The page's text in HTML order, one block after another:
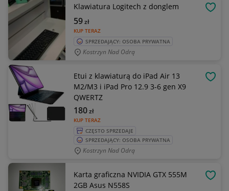
Klawiatura Logitech z donglem
KUP TERAZ
59zł
SPRZEDAJĄCY: OSOBA PRYWATNA
Kostrzyn Nad Odrą
Etui z klawiaturą do iPad Air 13
M2/M3 i iPad Pro 12.9 3-6 gen X9
QWERTZ
KUP TERAZ
180zł
CZĘSTO SPRZEDAJE
SPRZEDAJĄCY: OSOBA PRYWATNA
Kostrzyn Nad Odrą
Karta graficzna NVIDIA GTX 555M
2GB Asus N558S